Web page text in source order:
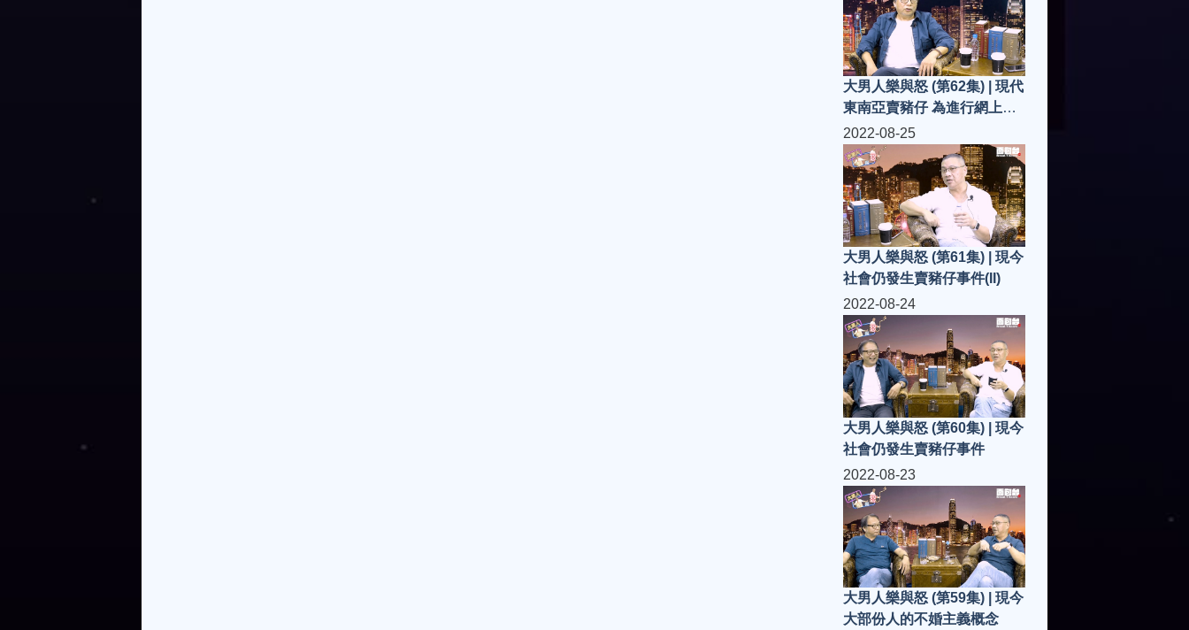
大男人樂與怒 (第62集) | 現代
東南亞賣豬仔 為進行網上詐
騙..?
2022-08-25
大男人樂與怒 (第61集) | 現今
社會仍發生賣豬仔事件(II)
2022-08-24
大男人樂與怒 (第60集) | 現今
社會仍發生賣豬仔事件
2022-08-23
大男人樂與怒 (第59集) | 現今
大部份人的不婚主義概念